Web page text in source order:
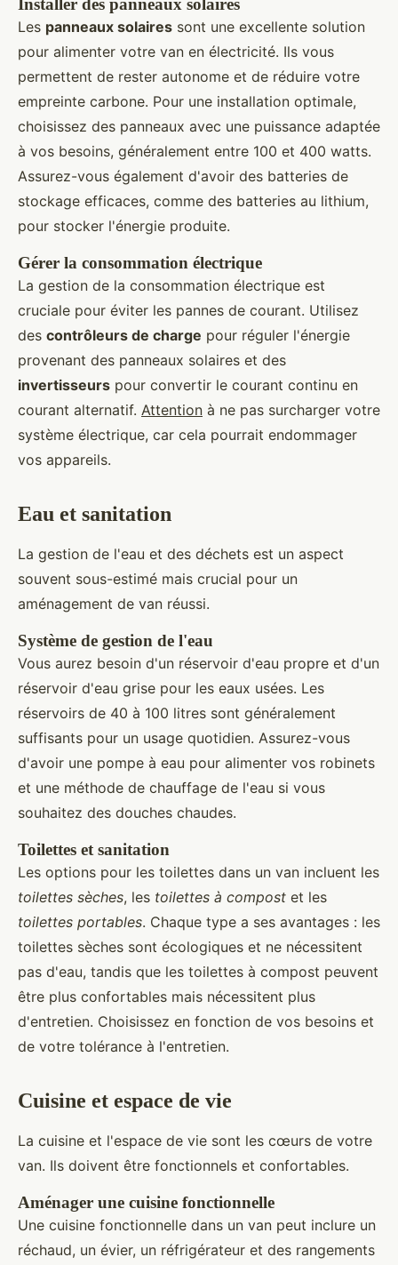
Installer des panneaux solaires
Les panneaux solaires sont une excellente solution
pour alimenter votre van en électricité. Ils vous
permettent de rester autonome et de réduire votre
empreinte carbone. Pour une installation optimale,
choisissez des panneaux avec une puissance adaptée
à vos besoins, généralement entre 100 et 400 watts.
Assurez-vous également d'avoir des batteries de
stockage efficaces, comme des batteries au lithium,
pour stocker l'énergie produite.
Gérer la consommation électrique
La gestion de la consommation électrique est
cruciale pour éviter les pannes de courant. Utilisez
des contrôleurs de charge pour réguler l'énergie
provenant des panneaux solaires et des
invertisseurs pour convertir le courant continu en
courant alternatif. Attention à ne pas surcharger votre
système électrique, car cela pourrait endommager
vos appareils.
Eau et sanitation
La gestion de l'eau et des déchets est un aspect
souvent sous-estimé mais crucial pour un
aménagement de van réussi.
Système de gestion de l'eau
Vous aurez besoin d'un réservoir d'eau propre et d'un
réservoir d'eau grise pour les eaux usées. Les
réservoirs de 40 à 100 litres sont généralement
suffisants pour un usage quotidien. Assurez-vous
d'avoir une pompe à eau pour alimenter vos robinets
et une méthode de chauffage de l'eau si vous
souhaitez des douches chaudes.
Toilettes et sanitation
Les options pour les toilettes dans un van incluent les
toilettes sèches, les toilettes à compost et les
toilettes portables. Chaque type a ses avantages : les
toilettes sèches sont écologiques et ne nécessitent
pas d'eau, tandis que les toilettes à compost peuvent
être plus confortables mais nécessitent plus
d'entretien. Choisissez en fonction de vos besoins et
de votre tolérance à l'entretien.
Cuisine et espace de vie
La cuisine et l'espace de vie sont les cœurs de votre
van. Ils doivent être fonctionnels et confortables.
Aménager une cuisine fonctionnelle
Une cuisine fonctionnelle dans un van peut inclure un
réchaud, un évier, un réfrigérateur et des rangements